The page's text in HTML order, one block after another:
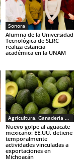
Sonora
Alumna de la Universidad
Tecnológica de SLRC
realiza estancia
académica en la UNAM
Agricultura, Ganadería y Pesca
Nuevo golpe al aguacate
mexicano: EE.UU. detiene
temporalmente
actividades vinculadas a
exportaciones en
Michoacán